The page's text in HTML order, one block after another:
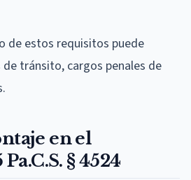
de estos requisitos puede
tránsito, cargos penales de
en el
§ 4524